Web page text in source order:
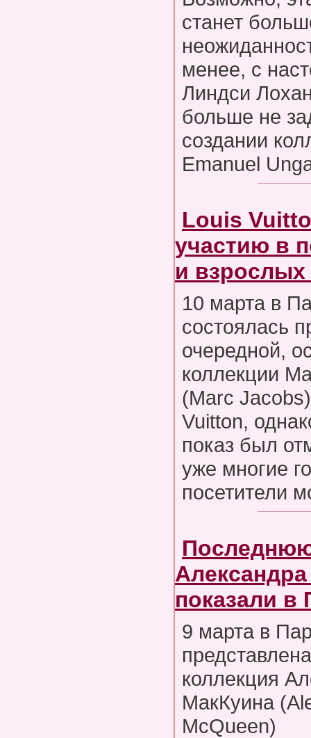
станет
менее, с
Линдси
больше не
создании
Emanuel
Louis
участию в
и
10 марта в
состоялась
очередной,
коллекции
(Marc
Vuitton,
показ был
уже многие
посетители
показали в
9 марта в
коллекция
МакКуина
McQueen)